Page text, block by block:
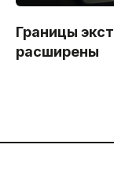
Границы
расширены